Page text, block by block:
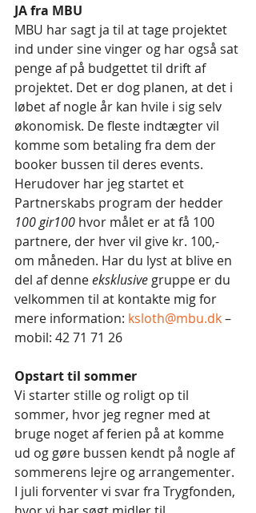
JA fra MBU
MBU har sagt ja til at tage projektet
ind under sine vinger og har også sat
penge af på budgettet til drift af
projektet. Det er dog planen, at det i
løbet af nogle år kan hvile i sig selv
økonomisk. De fleste indtægter vil
komme som betaling fra dem der
booker bussen til deres events.
Herudover har jeg startet et
Partnerskabs program der hedder
100 gir100 hvor målet er at få 100
partnere, der hver vil give kr. 100,-
om måneden. Har du lyst at blive en
del af denne eksklusive gruppe er du
velkommen til at kontakte mig for
mere information: ksloth@mbu.dk –
mobil: 42 71 71 26
Opstart til sommer
Vi starter stille og roligt op til
sommer, hvor jeg regner med at
bruge noget af ferien på at komme
ud og gøre bussen kendt på nogle af
sommerens lejre og arrangementer.
I juli forventer vi svar fra Trygfonden,